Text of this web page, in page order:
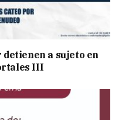
a sujeto en
III